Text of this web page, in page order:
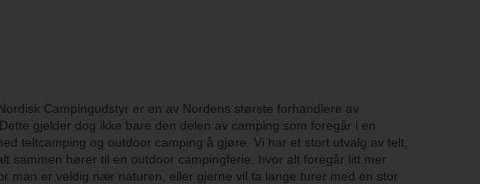
Campingudstyr er en av Nordens største forhandlere av
gjelder dog ikke bare den delen av camping som foregår i en
teltcamping og outdoor camping å gjøre. Vi har et stort utvalg av telt,
sammen hører til en outdoor campingferie, hvor alt foregår litt mer
man er veldig nær naturen, eller gjerne vil ta lange turer med en stor